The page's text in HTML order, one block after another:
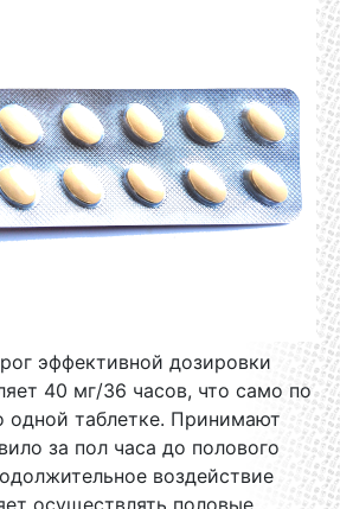
эффективной дозировки
40 мг/36 часов, что само по
одной таблетке. Принимают
за пол часа до полового
воздействие
осуществлять половые